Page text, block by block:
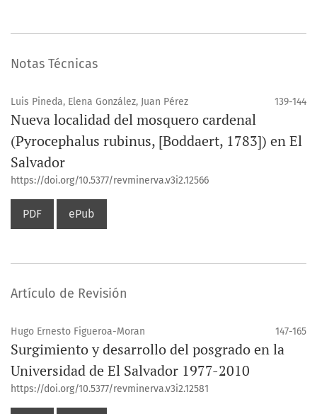
Notas Técnicas
Luis Pineda, Elena González, Juan Pérez 139-144
Nueva localidad del mosquero cardenal
(Pyrocephalus rubinus, [Boddaert, 1783]) en El
Salvador
https://doi.org/10.5377/revminerva.v3i2.12566
PDF ePub
Artículo de Revisión
Hugo Ernesto Figueroa-Moran 147-165
Surgimiento y desarrollo del posgrado en la
Universidad de El Salvador 1977-2010
https://doi.org/10.5377/revminerva.v3i2.12581